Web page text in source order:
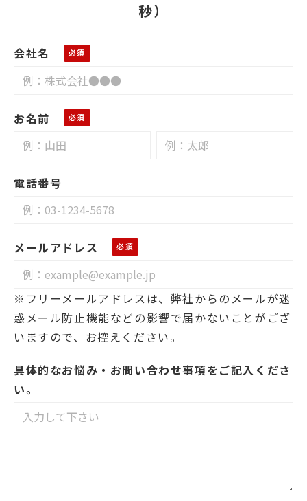
秒）
会社名
お名前
電話番号
メールアドレス
※フリーメールアドレスは、弊社からのメールが迷
惑メール防止機能などの影響で届かないことがござ
いますので、お控えください。
具体的なお悩み・お問い合わせ事項をご記入くださ
い。